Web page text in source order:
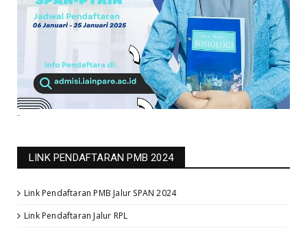
-
LINK PENDAFTARAN PMB 2024
Link Pendaftaran PMB Jalur SPAN 2024
Link Pendaftaran Jalur RPL